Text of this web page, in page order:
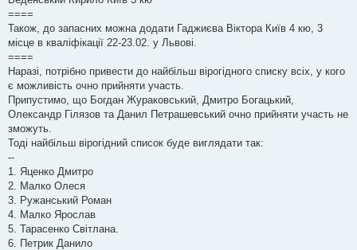
====
Також, до запасних можна додати Гаджиєва Віктора Київ 4 кю, 3
місце в кваліфікації 22-23.02. у Львові.
====
Наразі, потрібно привести до найбільш вірогідного списку всіх, у кого
є можливість очно прийняти участь.
Припустимо, що Богдан Жураковський, Дмитро Богацький,
Олександр Гілязов та Данил Петрашевський очно прийняти участь не
зможуть.
Тоді найбільш вірогідний список буде виглядати так:
--
1. Яценко Дмитро
2. Малко Олеся
3. Ружанський Роман
4. Малко Ярослав
5. Тарасенко Світлана.
6. Петрик Данило